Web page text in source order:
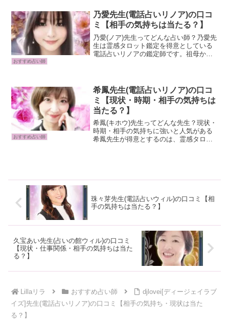
相手の気持ちを視ることができます。過
去・現在・未来の透視...
おすすめ占い師
乃愛先生(電話占いリノア)の口コ
ミ【相手の気持ちは当たる？】
乃愛(ノア)先生ってどんな占い師？乃愛先
生は霊感タロット鑑定を得意としている
電話占いリノアの鑑定師です。祖母から
で相談者の心に寄り添い...
おすすめ占い師
希鳳先生(電話占いリノア)の口コ
ミ【現状・時期・相手の気持ちは
当たる？】
希鳳(キホウ)先生ってどんな先生？現状・
時期・相手の気持ちに強いと人気がある
希鳳先生が得意とするのは、霊感タロッ
珠々芽先生(電話占いウィル)の口コミ【相
手の気持ちは当たる？】
久宝あい先生(占いの館ウィル)の口コミ
【現状・仕事関係・相手の気持ちは当た
る？】
Lillaリラ おすすめ占い師
djlovei[ディージェイラブ
イズ]先生(電話占いリノア)の口コミ【相手の気持ち・現状は当た
る？】